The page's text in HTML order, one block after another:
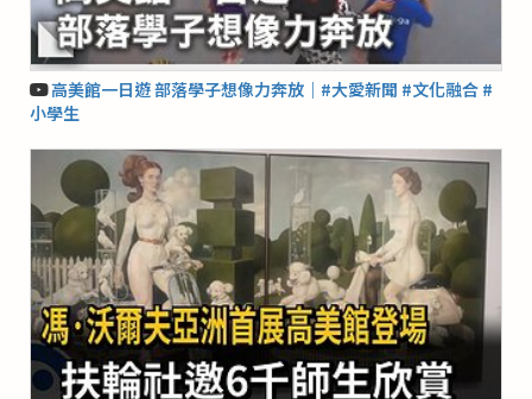
高美館一日遊 部落學子想像力奔放｜#大愛新聞 #文化融合 #
小學生